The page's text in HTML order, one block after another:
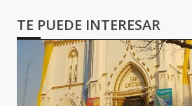
TE PUEDE INTERESAR